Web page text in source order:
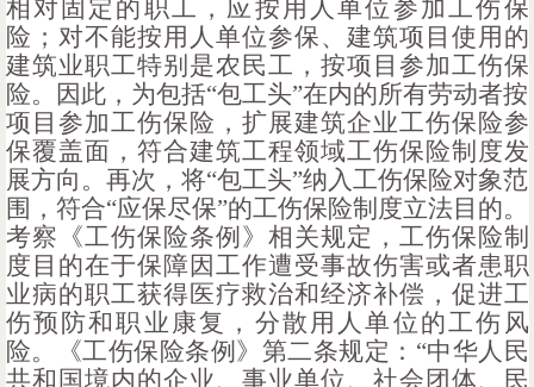
相对固定的职工，应按用人单位参加工伤保
险；对不能按用人单位参保、建筑项目使用的
建筑业职工特别是农民工，按项目参加工伤保
险。因此，为包括“包工头”在内的所有劳动者按
项目参加工伤保险，扩展建筑企业工伤保险参
保覆盖面，符合建筑工程领域工伤保险制度发
展方向。再次，将“包工头”纳入工伤保险对象范
围，符合“应保尽保”的工伤保险制度立法目的。
考察《工伤保险条例》相关规定，工伤保险制
度目的在于保障因工作遭受事故伤害或者患职
业病的职工获得医疗救治和经济补偿，促进工
伤预防和职业康复，分散用人单位的工伤风
险。《工伤保险条例》第二条规定：“中华人民
共和国境内的企业、事业单位、社会团体、民